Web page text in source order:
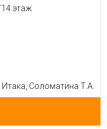
этаж
Итака, Соломатина Т.А.